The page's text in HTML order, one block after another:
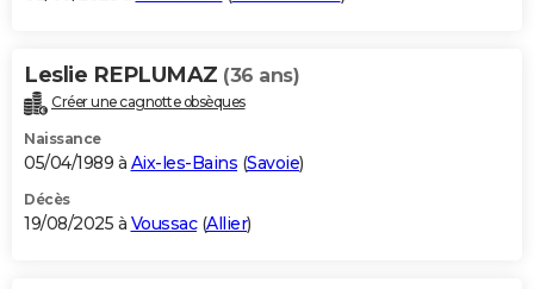
Carte de Noël
Carte Bonne année
Carte Saint-Valentin
Carte Pâques
Carte d'anniversaire
DICTIONNAIRE
Dictionnaire
Biographies
Citations
Expressions
Proverbes
PROGRAMME TV
S'inscrire
Se connecter
Lycées
Collèges
Primaires
Universités
Entreprises
Service militaire
Avis de recherche
AVIS DE DÉCÈS
Leslie REPLUMAZ (36 ans)
Créer une cagnotte obsèques
Naissance
05/04/1989 à Aix-les-Bains (Savoie)
Décès
19/08/2025 à Voussac(Allier)